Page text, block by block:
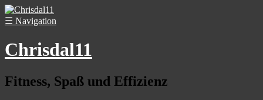
☰ Navigation
Chrisdal11
Fitness, Spaß und Effizienz